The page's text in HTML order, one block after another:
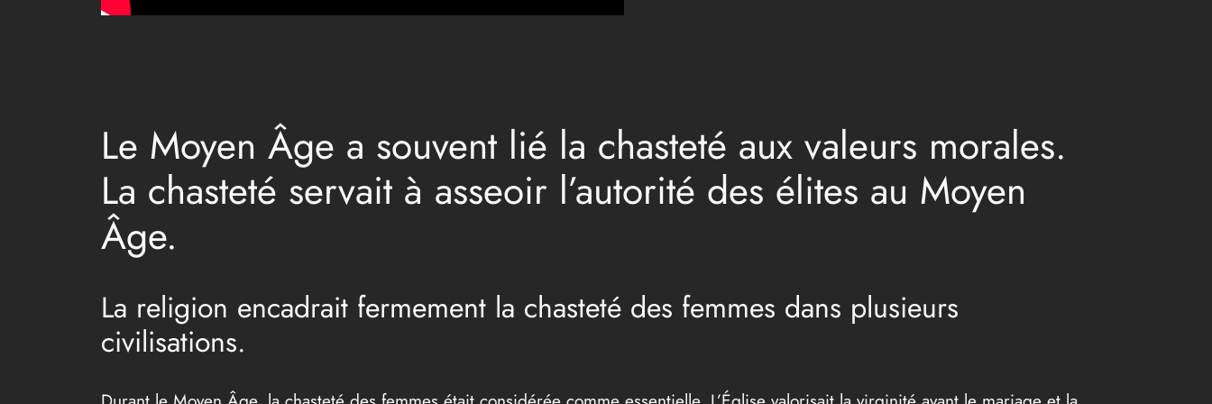
Le Moyen Âge a souvent lié la chasteté aux valeurs morales.
La chasteté servait à asseoir l’autorité des élites au Moyen
Âge.
La religion encadrait fermement la chasteté des femmes dans plusieurs
civilisations.